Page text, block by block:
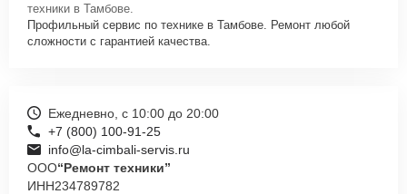
техники в Тамбове.
Профильный сервис по технике в Тамбове. Ремонт любой
сложности с гарантией качества.
Ежедневно, с 10:00 до 20:00
+7 (800) 100-91-25
info@la-cimbali-servis.ru
ООО“Ремонт техники”
ИНН234789782